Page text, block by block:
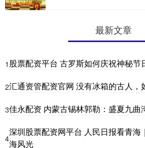
最新文章
1 股票配资平台 古罗斯如何庆祝神秘节
2汇通资管配资官网 没有冰箱的古人，
3佳永配资 内蒙古锡林郭勒：盛夏九曲
4
深圳股票配资网平台 人民日报看青海
海风光